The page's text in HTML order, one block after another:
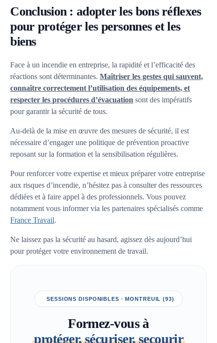
Conclusion : adopter les bons réflexes
pour protéger les personnes et les
biens
Face à un incendie en entreprise, la rapidité et l’efficacité des
réactions sont déterminantes.Maîtriser les gestes qui sauvent,
connaître correctement l’utilisation des équipements, et
respecter les procédures d’évacuation sont des impératifs
pour garantir la sécurité de tous.
Au-delà de la mise en œuvre des mesures de sécurité, il est
nécessaire d’engager une politique de prévention proactive
reposant sur la formation et la sensibilisation régulières.
Pour renforcer votre expertise et mieux préparer votre entreprise
aux risques d’incendie, n’hésitez pas à consulter des ressources
dédiées et à faire appel à des professionnels. Vous pouvez
notamment vous informer via les partenaires spécialisés comme
France Travail.
Ne laissez pas la sécurité au hasard, agissez dès aujourd’hui
pour protéger votre environnement de travail.
SESSIONS DISPONIBLES · MONTREUIL (93)
Formez-vous à
protéger, sécuriser, secourir